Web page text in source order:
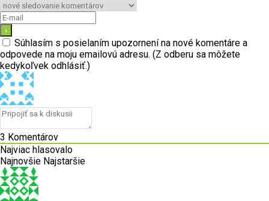
Súhlasím s posielaním upozornení na nové komentáre a
odpovede na moju emailovú adresu. (Z odberu sa môžete
kedykoľvek odhlásiť.)
3 Komentárov
Najviac hlasovalo
Najnovšie Najstaršie